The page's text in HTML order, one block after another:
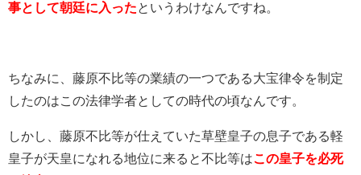
事として朝廷に入ったというわけなんですね。
ちなみに、藤原不比等の業績の一つである大宝律令を制定
したのはこの法律学者としての時代の頃なんです。
しかし、藤原不比等が仕えていた草壁皇子の息子である軽
皇子が天皇になれる地位に来ると不比等はこの皇子を必死